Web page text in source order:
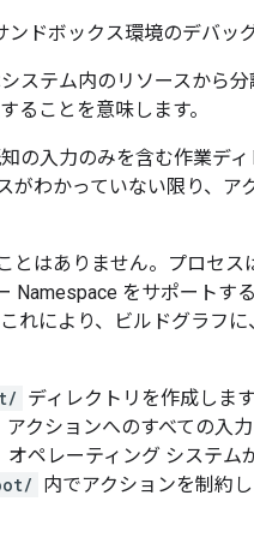
ドボックス環境のデバッ
ステム内のリソースから
ることを意味します。
の入力のみを含む作業デ
わかっていない限り、ア
はありません。プロセス
Namespace をサポートす
れにより、ビルドグラフ
ディレクトリを作成しま
アクションへのすべての入
ペレーティング システム
内でアクションを制約し